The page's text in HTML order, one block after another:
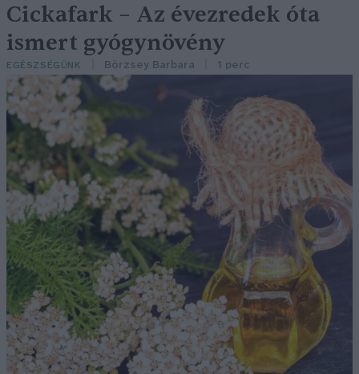
Cickafark – Az évezredek óta
ismert gyógynövény
EGÉSZSÉGÜNK Börzsey Barbara 1 perc